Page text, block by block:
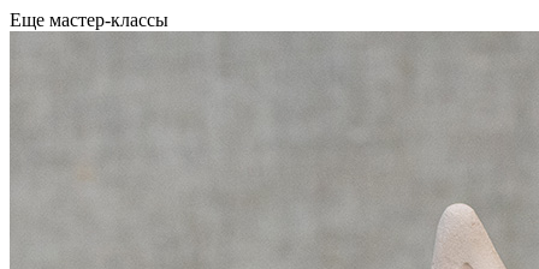
Еще мастер-классы